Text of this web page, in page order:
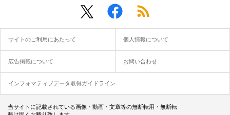
サイトのご利用にあたって 個人情報について
広告掲載について お問い合わせ
インフォマティブデータ取得ガイドライン
当サイトに記載されている画像・動画・文章等の無断転用・無断転